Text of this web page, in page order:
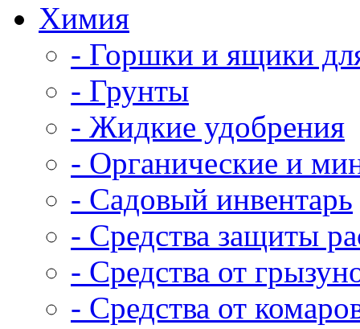
Химия
- Горшки и ящики
- Грунты
- Жидкие удобрения
- Органические и
- Садовый инвентарь
- Средства защиты
- Средства от
- Средства от